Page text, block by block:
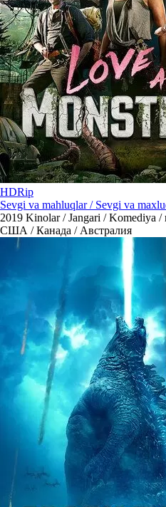
HDRip
Sevgi va mahluqlar / Sevgi va
2019 Kinolar / Jangari / Komediya
США / Канада / Австралия